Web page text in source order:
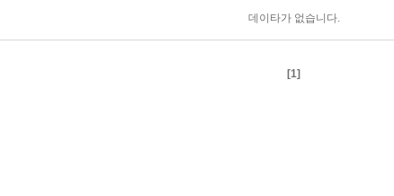
데이타가 없습니다.
[1]